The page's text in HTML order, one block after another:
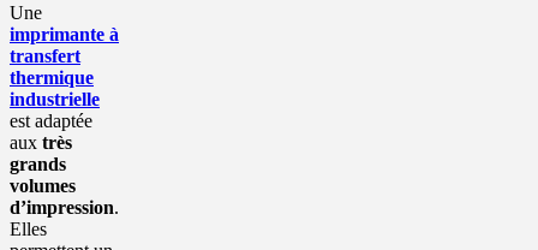
Une
imprimante à
transfert
thermique
industrielle
est adaptée
aux très
grands
volumes
d’impression.
Elles